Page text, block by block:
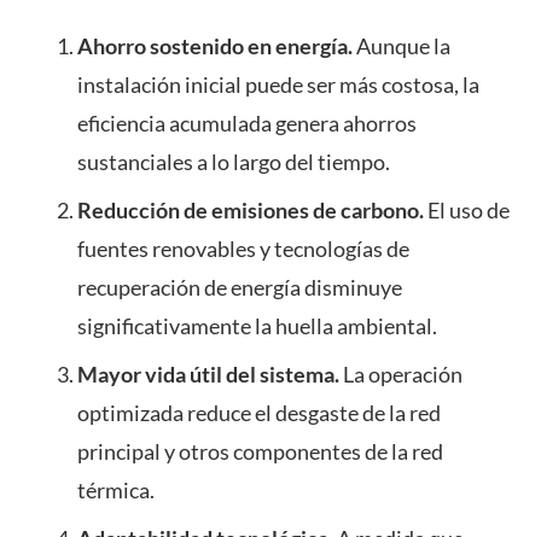
Ahorro sostenido en energía.Aunque la
instalación inicial puede ser más costosa, la
eficiencia acumulada genera ahorros
sustanciales a lo largo del tiempo.
Reducción de emisiones de carbono.El uso de
fuentes renovables y tecnologías de
recuperación de energía disminuye
significativamente la huella ambiental.
Mayor vida útil del sistema.La operación
optimizada reduce el desgaste de la red
principal y otros componentes de la red
térmica.